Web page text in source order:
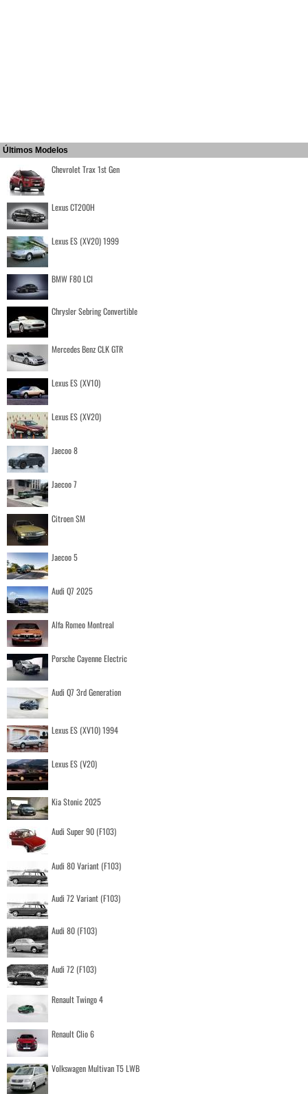
Últimos Modelos
Chevrolet Trax 1st Gen
Lexus CT200H
Lexus ES (XV20) 1999
BMW F80 LCI
Chrysler Sebring Convertible
Mercedes Benz CLK GTR
Lexus ES (XV10)
Lexus ES (XV20)
Jaecoo 8
Jaecoo 7
Citroen SM
Jaecoo 5
Audi Q7 2025
Alfa Romeo Montreal
Porsche Cayenne Electric
Audi Q7 3rd Generation
Lexus ES (XV10) 1994
Lexus ES (V20)
Kia Stonic 2025
Audi Super 90 (F103)
Audi 80 Variant (F103)
Audi 72 Variant (F103)
Audi 80 (F103)
Audi 72 (F103)
Renault Twingo 4
Renault Clio 6
Volkswagen Multivan T5 LWB